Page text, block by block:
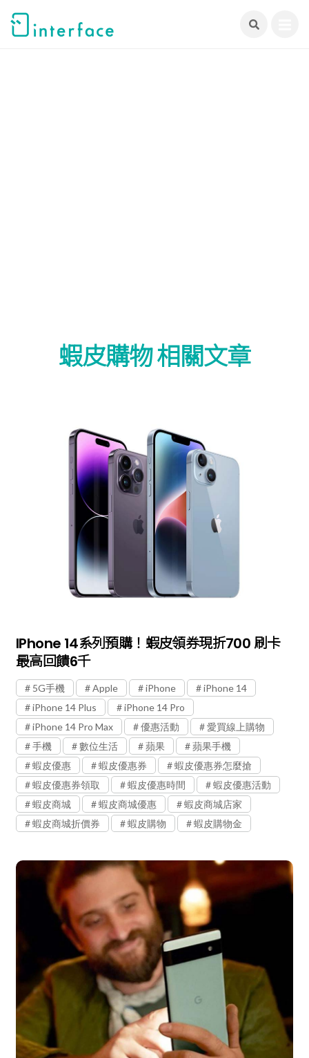
蝦皮購物 相關文章
IPhone 14系列預購！蝦皮領券現折700 刷卡
最高回饋6千
5G手機 Apple iPhone
iPhone 14
iPhone 14 Plus
iPhone 14 Pro
iPhone 14 Pro Max
優惠活動
愛買線上購物
手機
數位生活 蘋果
蘋果手機
蝦皮優惠
蝦皮優惠券
蝦皮優惠券怎麼搶
蝦皮優惠券領取
蝦皮優惠時間
蝦皮優惠活動
蝦皮商城
蝦皮商城優惠
蝦皮商城店家
蝦皮商城折價券
蝦皮購物 蝦皮購物金